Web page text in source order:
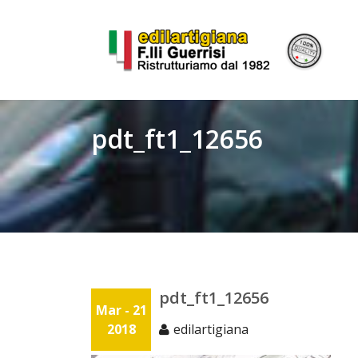
pdt_ft1_12656
Mar - 21
2018
pdt_ft1_12656
edilartigiana